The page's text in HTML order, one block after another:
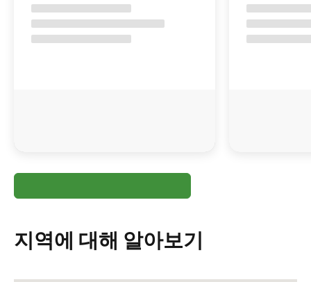
지역에 대해 알아보기